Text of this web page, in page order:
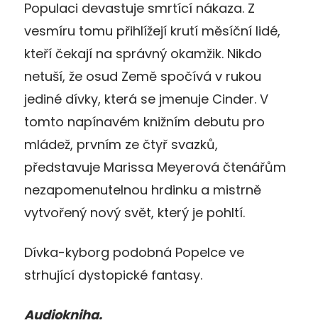
Populaci devastuje smrtící nákaza. Z
vesmíru tomu přihlížejí krutí měsíční lidé,
kteří čekají na správný okamžik. Nikdo
netuší, že osud Země spočívá v rukou
jediné dívky, která se jmenuje Cinder. V
tomto napínavém knižním debutu pro
mládež, prvním ze čtyř svazků,
představuje Marissa Meyerová čtenářům
nezapomenutelnou hrdinku a mistrně
vytvořený nový svět, který je pohltí.
Dívka-kyborg podobná Popelce ve
strhující dystopické fantasy.
Audiokniha.